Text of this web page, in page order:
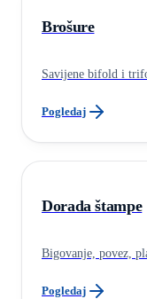
Brošure
Savijene bifold i
Pogledaj
Dorada štampe
Bigovanje, povez,
Pogledaj